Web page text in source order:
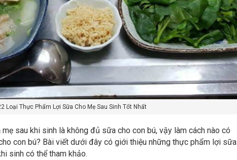
Loại Thực Phẩm Lợi Sữa Cho Mẹ Sau Sinh Tốt Nhất
sau khi sinh là không đủ sữa cho con bú, vậy làm cách nào có
con bú? Bài viết dưới đây có giới thiệu những thực phẩm lợi sữa
sinh có thể tham khảo.